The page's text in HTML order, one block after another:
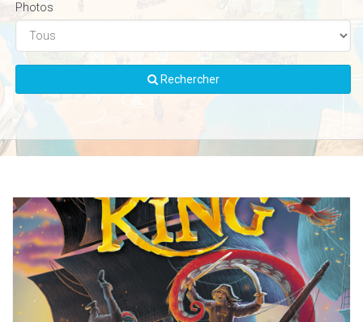
Photos
Rechercher